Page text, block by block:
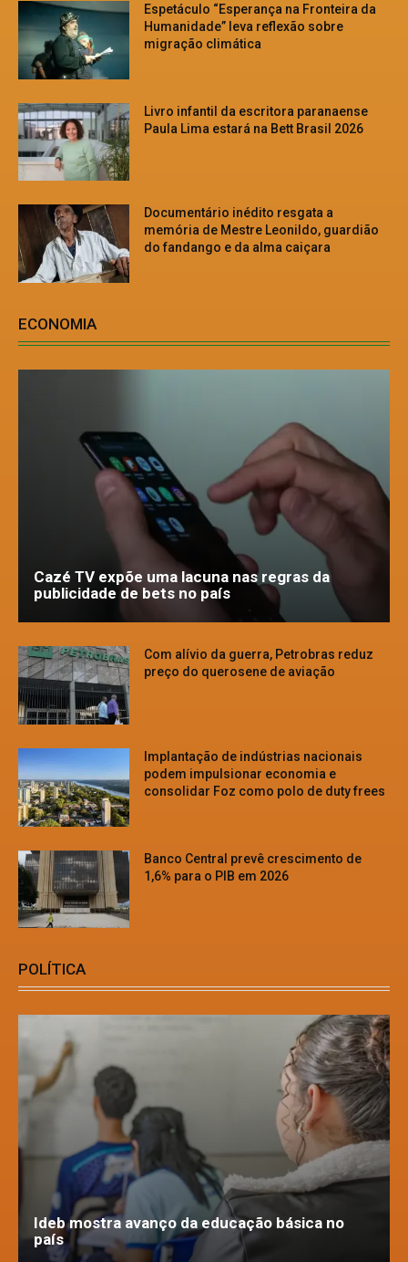
Espetáculo “Esperança na Fronteira da
Humanidade” leva reflexão sobre
migração climática
Livro infantil da escritora paranaense
Paula Lima estará na Bett Brasil 2026
Documentário inédito resgata a
memória de Mestre Leonildo, guardião
do fandango e da alma caiçara
ECONOMIA
Cazé TV expõe uma lacuna nas regras da
publicidade de bets no país
Com alívio da guerra, Petrobras reduz
preço do querosene de aviação
Implantação de indústrias nacionais
podem impulsionar economia e
consolidar Foz como polo de duty frees
Banco Central prevê crescimento de
1,6% para o PIB em 2026
POLÍTICA
Ideb mostra avanço da educação básica no
país